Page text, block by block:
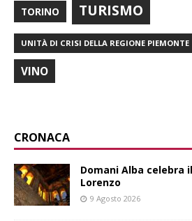
TORINO TURISMO
UNITÀ DI CRISI DELLA REGIONE PIEMONTE
VINO
CRONACA
Domani Alba celebra
Lorenzo
9 Agosto 2026